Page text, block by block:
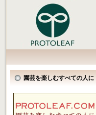
園芸を楽しむすべての人に